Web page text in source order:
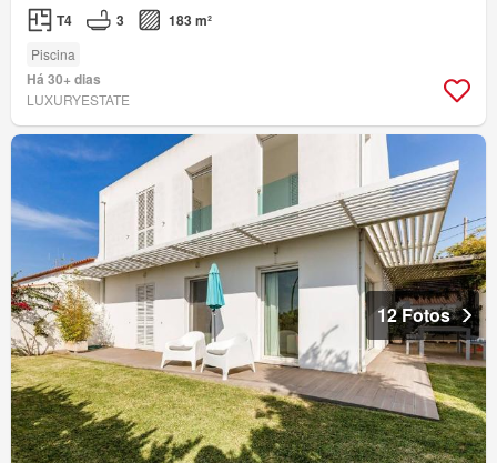
T4 3 183 m²
Piscina
Há 30+ dias
LUXURYESTATE
12 Fotos